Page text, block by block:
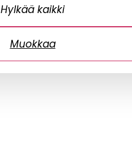
Hylkää kaikki
Muokkaa